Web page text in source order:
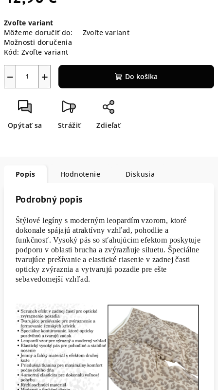
cena:
Zvoľte variant
Môžeme doručiť do:
Zvoľte variant
Možnosti doručenia
Kód: Zvoľte variant
+
− Do košíka
Opýtať sa Strážiť Zdieľať
Popis Hodnotenie Diskusia
Podrobný popis
Štýlové legíny s moderným leopardím vzorom, ktoré
dokonale spájajú atraktívny vzhľad, pohodlie a
funkčnosť. Vysoký pás so sťahujúcim efektom poskytuje
podporu v oblasti brucha a zvýrazňuje siluetu. Špeciálne
tvarujúce prešívanie a elastické riasenie v zadnej časti
opticky zvýraznia a vytvarujú pozadie pre ešte
sebavedomejší vzhľad.